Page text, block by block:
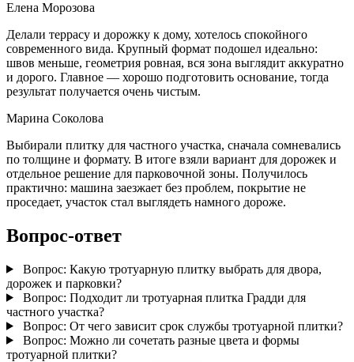
Елена Морозова
Делали террасу и дорожку к дому, хотелось спокойного
современного вида. Крупный формат подошел идеально:
швов меньше, геометрия ровная, вся зона выглядит аккуратно
и дорого. Главное — хорошо подготовить основание, тогда
результат получается очень чистым.
Марина Соколова
Выбирали плитку для частного участка, сначала сомневались
по толщине и формату. В итоге взяли вариант для дорожек и
отдельное решение для парковочной зоны. Получилось
практично: машина заезжает без проблем, покрытие не
проседает, участок стал выглядеть намного дороже.
Вопрос-ответ
Вопрос: Какую тротуарную плитку выбрать для двора,
дорожек и парковки?
Вопрос: Подходит ли тротуарная плитка Градди для
частного участка?
Вопрос: От чего зависит срок службы тротуарной плитки?
Вопрос: Можно ли сочетать разные цвета и формы
тротуарной плитки?